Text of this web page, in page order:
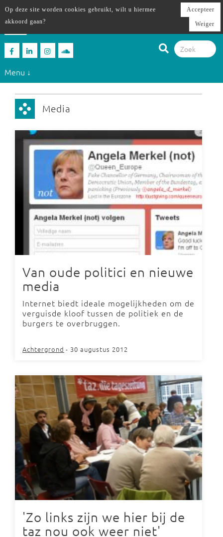
Menu ↓
Media
Van oude politici en nieuwe
media
Internet biedt ideale mogelijkheden om de
verguisde kloof tussen de politiek en de
burgers te overbruggen.
Achtergrond - 30 augustus 2012
'Zo links zijn we hier bij de
taz nou ook weer niet'
Op deze site worden cookies gebruikt, wilt u hiermee
akkoord gaan?
Accepteer
Weiger